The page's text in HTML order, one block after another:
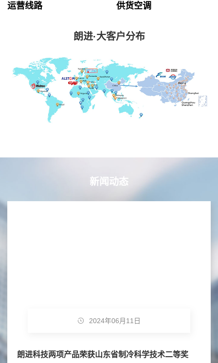
运营线路 供货空调
朗进·大客户分布
新闻动态
2024年06月11日
朗进科技两项产品荣获山东省制冷科学技术二等奖